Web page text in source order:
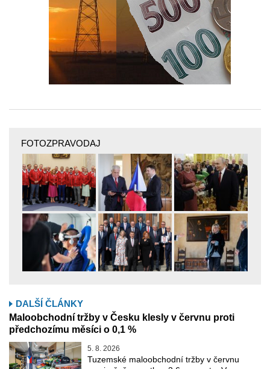
FOTOZPRAVODAJ
DALŠÍ ČLÁNKY
Maloobchodní tržby v Česku klesly v červnu proti
předchozímu měsíci o 0,1 %
5. 8. 2026
Tuzemské maloobchodní tržby v červnu